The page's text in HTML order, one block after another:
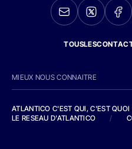
MIEUX NOUS CONNAITRE
ATLANTICO C'EST QUI, C'EST QUOI
LE RESEAU D'ATLANTICO
/